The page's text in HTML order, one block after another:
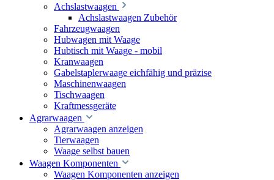
Achslastwaagen
Achslastwaagen Zubehör
Fahrzeugwaagen
Hubwagen mit Waage
Hubtisch mit Waage - mobil
Kranwaagen
Gabelstaplerwaage eichfähig und präzise
Maschinenwaagen
Tischwaagen
Kraftmessgeräte
Agrarwaagen
Agrarwaagen anzeigen
Tierwaagen
Waage selbst bauen
Waagen Komponenten
Waagen Komponenten anzeigen